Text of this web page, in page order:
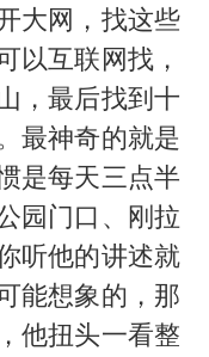
大网，找这些
以互联网找，
，最后找到十
最神奇的就是
是每天三点半
园门口、刚拉
听他的讲述就
能想象的，那
他扭头一看整